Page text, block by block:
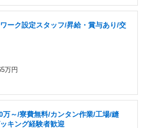
ーク設定スタッフ/昇給・賞与あり/交
万円
～/寮費無料/カンタン作業/工場/縫
キング経験者歓迎